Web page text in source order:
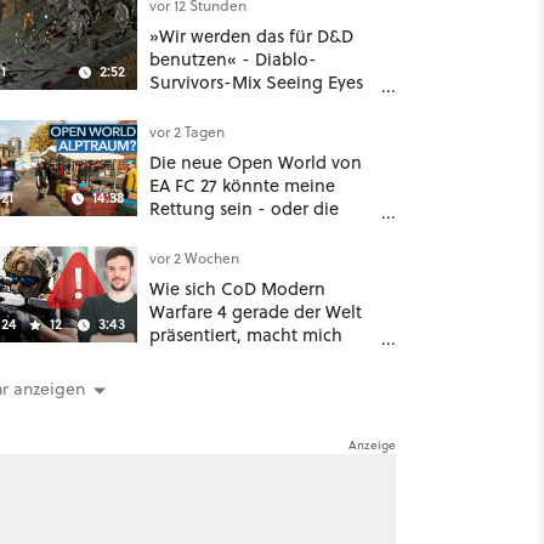
Story
2:52
vor 12 Stunden
»Wir werden das für D&D
benutzen« - Diablo-
Survivors-Mix Seeing Eyes
nützliches Map-Tool
14:38
vor 2 Tagen
Die neue Open World von
EA FC 27 könnte meine
Rettung sein - oder die
12 3:43
vor 2 Wochen
Wie sich CoD Modern
Warfare 4 gerade der Welt
präsentiert, macht mich
anzeigen